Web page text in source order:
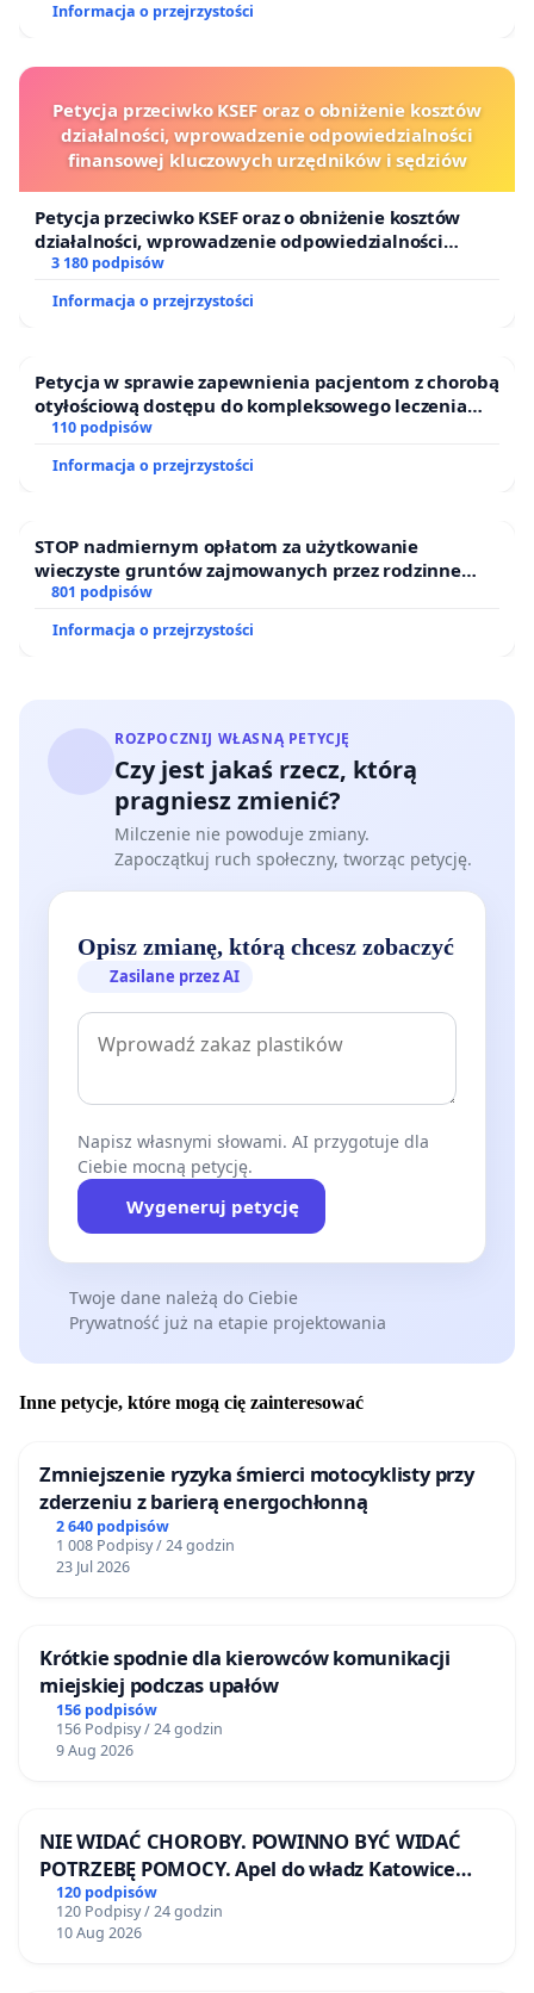
Informacja o przejrzystości
Petycja przeciwko KSEF oraz o obniżenie kosztów
działalności, wprowadzenie odpowiedzialności
finansowej kluczowych urzędników i sędziów
Petycja przeciwko KSEF oraz o obniżenie kosztów
działalności, wprowadzenie odpowiedzialności
finansowej kluczowych urzędników i sędziów
3 180 podpisów
Informacja o przejrzystości
Petycja w sprawie zapewnienia pacjentom z chorobą
otyłościową dostępu do kompleksowego leczenia
oraz programów profilaktycznych.
110 podpisów
Informacja o przejrzystości
STOP nadmiernym opłatom za użytkowanie
wieczyste gruntów zajmowanych przez rodzinne
ogrody działkowe.
801 podpisów
Informacja o przejrzystości
ROZPOCZNIJ WŁASNĄ PETYCJĘ
Czy jest jakaś rzecz, którą
pragniesz zmienić?
Milczenie nie powoduje zmiany.
Zapoczątkuj ruch społeczny, tworząc petycję.
Opisz zmianę, którą chcesz zobaczyć
Zasilane przez AI
Napisz własnymi słowami. AI przygotuje dla
Ciebie mocną petycję.
Wygeneruj petycję
Twoje dane należą do Ciebie
Prywatność już na etapie projektowania
Inne petycje, które mogą cię zainteresować
Zmniejszenie ryzyka śmierci motocyklisty przy
zderzeniu z barierą energochłonną
2 640 podpisów
1 008 Podpisy / 24 godzin
23 Jul 2026
Krótkie spodnie dla kierowców komunikacji
miejskiej podczas upałów
156 podpisów
156 Podpisy / 24 godzin
9 Aug 2026
NIE WIDAĆ CHOROBY. POWINNO BYĆ WIDAĆ
POTRZEBĘ POMOCY. Apel do władz Katowice
Airport o przystąpienie do programu HIDDEN
DISABILITIES SUNFLOWER – SŁONECZNIK –
UKRYTE NIEPEŁNOSPRAWNOŚCI
120 podpisów
120 Podpisy / 24 godzin
10 Aug 2026